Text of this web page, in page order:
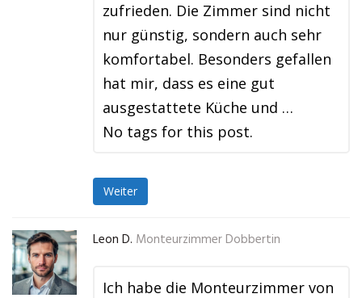
zufrieden. Die Zimmer sind nicht
nur günstig, sondern auch sehr
komfortabel. Besonders gefallen
hat mir, dass es eine gut
ausgestattete Küche und …
No tags for this post.
Weiter
Leon D. Monteurzimmer Dobbertin
Ich habe die Monteurzimmer von